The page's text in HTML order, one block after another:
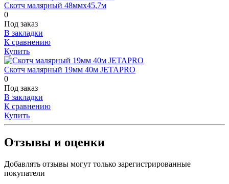
Скотч малярный 48ммх45,7м
0
Под заказ
В закладки
К сравнению
Купить
Скотч малярный 19мм 40м JETAPRO
0
Под заказ
В закладки
К сравнению
Купить
Отзывы и оценки
Добавлять отзывы могут только зарегистрированные
покупатели